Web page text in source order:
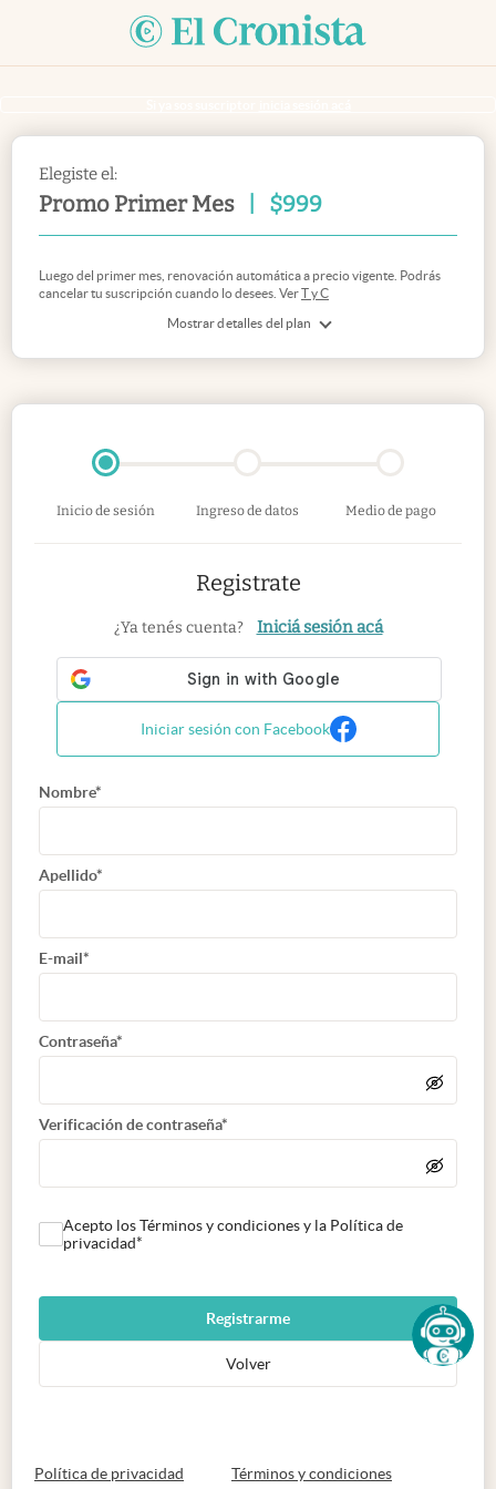
Elegiste el:
Promo Primer Mes $999
Mostrar detalles del plan
Luego del primer mes, renovación automática a precio vigente. Podrás
cancelar tu suscripción cuando lo desees. VerT y C
Inicio de sesión Ingreso de datos Medio de pago
Registrate
¿Ya tenés cuenta? Iniciá sesión acá
Iniciar sesión con Facebook
Nombre*
Apellido*
E-mail*
Contraseña*
Verificación de contraseña*
Acepto los Términos y condiciones y la Política de
privacidad*
Registrarme
Volver
Política de privacidad abre en nueva pestaña
Términos y condicionesabre en nueva